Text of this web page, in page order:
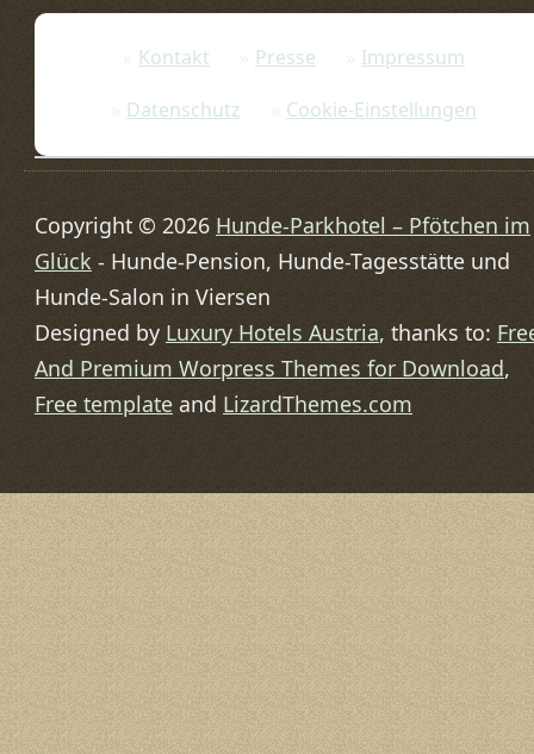
Kontakt Presse
Impressum
Datenschutz
Cookie-Einstellungen
Copyright © 2026 Hunde-Parkhotel – Pfötchen im
Glück - Hunde-Pension, Hunde-Tagesstätte und
Hunde-Salon in Viersen
Designed by Luxury Hotels Austria, thanks to:
And Premium Worpress Themes for Download,
Free templateand LizardThemes.com